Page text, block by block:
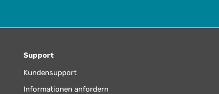
Support
Kundensupport
Informationen anfordern